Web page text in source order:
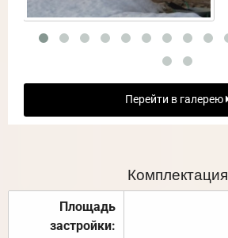
Перейти в галерею
Комплектация
Площадь
застройки: